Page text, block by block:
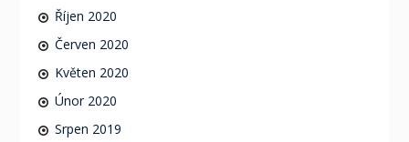
Říjen 2020
Červen 2020
Květen 2020
Únor 2020
Srpen 2019